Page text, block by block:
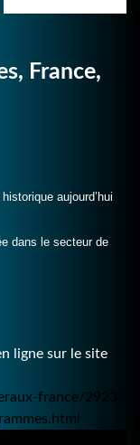
France,
aujourd’hui
dans le secteur de
ligne sur le site
france/2923-